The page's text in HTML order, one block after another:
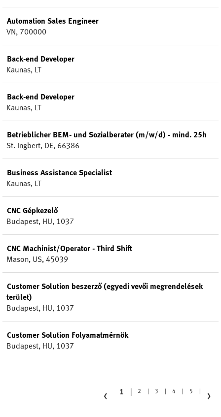
Automation Sales Engineer
VN, 700000
Back-end Developer
Kaunas, LT
Back-end Developer
Kaunas, LT
Betrieblicher BEM- und Sozialberater (m/w/d) - mind. 25h
St. Ingbert, DE, 66386
Business Assistance Specialist
Kaunas, LT
CNC Gépkezelő
Budapest, HU, 1037
CNC Machinist/Operator - Third Shift
Mason, US, 45039
Customer Solution beszerző (egyedi vevői megrendelések
terület)
Budapest, HU, 1037
Customer Solution Folyamatmérnök
Budapest, HU, 1037
‹ 1 2 3 4 5 ›